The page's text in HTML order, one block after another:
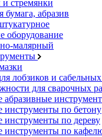
стремянки
бумага, абразив
оборудование
малярный
лобзиков и
для сварочных
абразивные
инструменты по бетону
инструменты по дереву
инструменты по